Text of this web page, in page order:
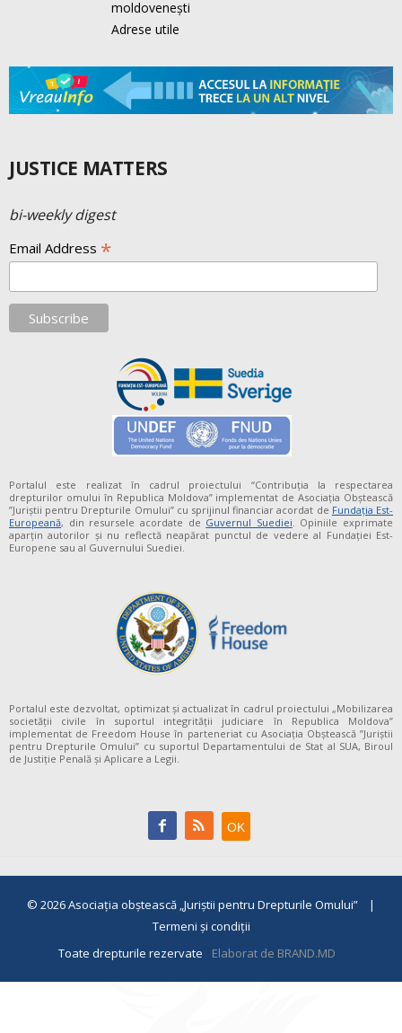
moldovenești
Adrese utile
JUSTICE MATTERS
bi-weekly digest
Email Address *
Portalul este realizat în cadrul proiectului “Contribuția la respectarea
drepturilor omului în Republica Moldova” implementat de Asociația Obștească
”Juriștii pentru Drepturile Omului” cu sprijinul financiar acordat de Fundaţia Est-
Europeană, din resursele acordate de Guvernul Suediei . Opiniile exprimate
aparţin autorilor şi nu reflectă neapărat punctul de vedere al Fundației Est-
Europene sau al Guvernului Suediei.
Portalul este dezvoltat, optimizat și actualizat în cadrul proiectului „Mobilizarea
societății civile în suportul integrității judiciare în Republica Moldova”
implementat de Freedom House în parteneriat cu Asociația Obștească ”Juriștii
pentru Drepturile Omului” cu suportul Departamentului de Stat al SUA, Biroul
de Justiție Penală și Aplicare a Legii.
© 2026Asociaţia obştească „Juriştii pentru Drepturile Omului” |
Termeni și condiții
Toate drepturile rezervate
Elaborat de BRAND.MD